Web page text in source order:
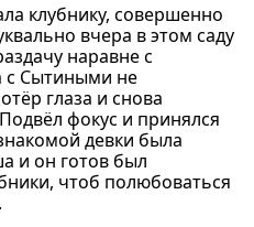
клубнику, совершенно
вчера в этом саду
наравне с
с Сытиными не
глаза и снова
фокус и принялся
девки была
и он готов был
чтоб полюбоваться